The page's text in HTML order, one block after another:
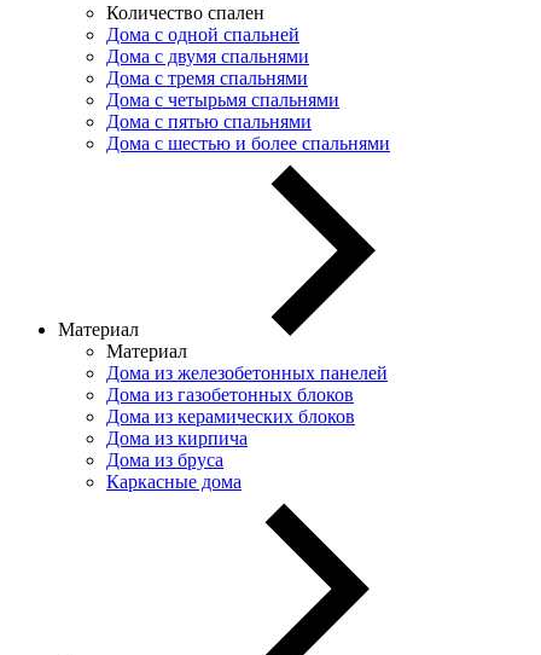
Количество спален
Дома с одной спальней
Дома с двумя спальнями
Дома с тремя спальнями
Дома с четырьмя спальнями
Дома с пятью спальнями
Дома с шестью и более спальнями
Материал
Материал
Дома из железобетонных панелей
Дома из газобетонных блоков
Дома из керамических блоков
Дома из кирпича
Дома из бруса
Каркасные дома